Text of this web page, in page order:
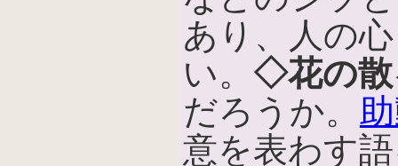
あり、人の
い。 ◇花の散
だろうか。
意を表わす